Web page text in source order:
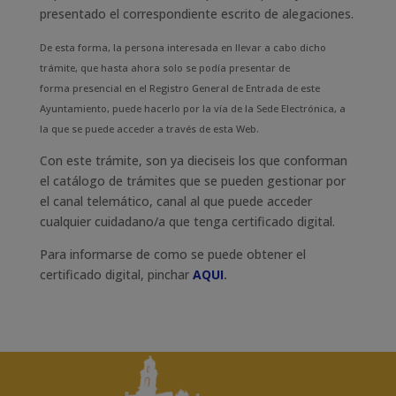
presentado el correspondiente escrito de alegaciones.
De esta forma, la persona interesada en llevar a cabo dicho
trámite, que hasta ahora solo se podía presentar de
forma presencial en el Registro General de Entrada de este
Ayuntamiento, puede hacerlo por la vía de la Sede Electrónica, a
la que se puede acceder a través de esta Web.
Con este trámite, son ya dieciseis los que conforman
el catálogo de trámites que se pueden gestionar por
el canal telemático, canal al que puede acceder
cualquier cuidadano/a que tenga certificado digital.
Para informarse de como se puede obtener el
certificado digital, pinchar AQUI.